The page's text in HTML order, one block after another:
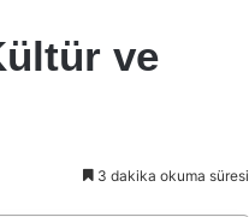
ve
3 dakika okuma süresi